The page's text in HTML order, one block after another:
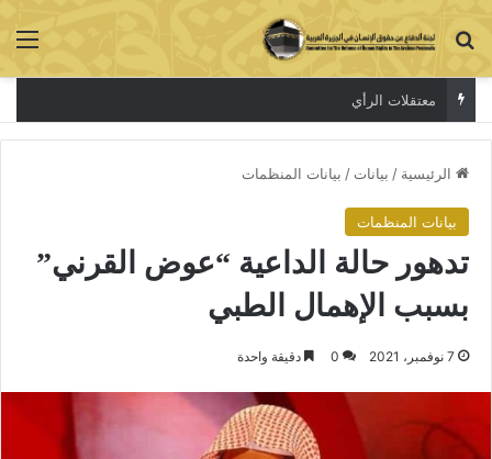
بحث عن
معتقلات الرأي
الرئيسية / بيانات / بيانات المنظمات
بيانات المنظمات
تدهور حالة الداعية “عوض القرني”
بسبب الإهمال الطبي
7 نوفمبر، 2021 0 دقيقة واحدة